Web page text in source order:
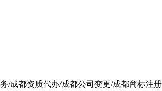
/成都资质代办/成都公司变更/成都商标注